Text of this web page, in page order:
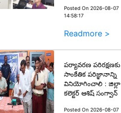
Posted On 2026-08-07
14:58:17
Readmore >
పర్యావరణ పరిరక్షణకు
సాంకేతిక పరిజ్ఞానాన్ని
వినియోగించాలి : జిల్లా
కలెక్టర్ ఆశిష్ సంగ్వాన్
Posted On 2026-08-07